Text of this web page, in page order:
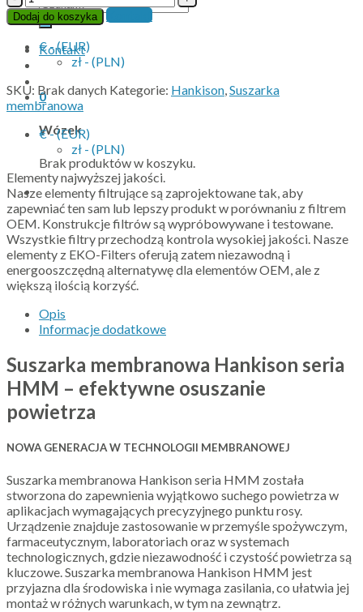
Kontakt
0
Wózek
Brak produktów w koszyku.
Suszarka
membranowa
Hankison
seria
HMM
Dodaj do koszyka
Kontakt
€ - (EUR)
zł - (PLN)
SKU: Brak danych Kategorie: Hankison,Suszarka
membranowa
€ - (EUR)
zł - (PLN)
Elementy najwyższej jakości.
Nasze elementy filtrujące są zaprojektowane tak, aby
zapewniać ten sam lub lepszy produkt w porównaniu z filtrem
OEM. Konstrukcje filtrów są wypróbowywane i testowane.
Wszystkie filtry przechodzą kontrola wysokiej jakości. Nasze
elementy z EKO-Filters oferują zatem niezawodną i
energooszczędną alternatywę dla elementów OEM, ale z
większą ilością korzyść.
Opis
Informacje dodatkowe
Suszarka membranowa Hankison seria
HMM – efektywne osuszanie
powietrza
NOWA GENERACJA W TECHNOLOGII MEMBRANOWEJ
Suszarka membranowa Hankison seria HMM została
stworzona do zapewnienia wyjątkowo suchego powietrza w
aplikacjach wymagających precyzyjnego punktu rosy.
Urządzenie znajduje zastosowanie w przemyśle spożywczym,
farmaceutycznym, laboratoriach oraz w systemach
technologicznych, gdzie niezawodność i czystość powietrza są
kluczowe. Suszarka membranowa Hankison HMM jest
przyjazna dla środowiska i nie wymaga zasilania, co ułatwia jej
montaż w różnych warunkach, w tym na zewnątrz.